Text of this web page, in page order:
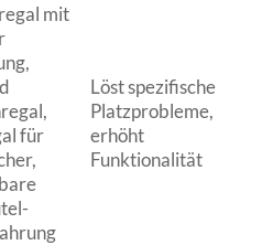
mit
für
Löst spezifische
Platzprobleme,
erhöht
Funktionalität